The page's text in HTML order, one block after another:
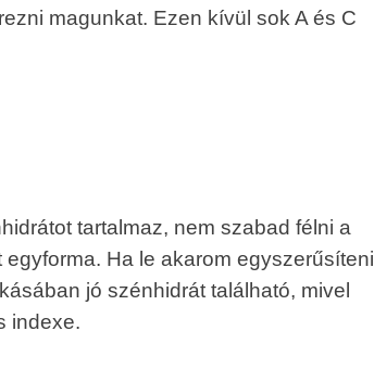
magunkat. Ezen kívül sok A és C
tartalmaz, nem szabad félni a
Ha le akarom egyszerűsíteni
jó szénhidrát található, mivel
indexe.